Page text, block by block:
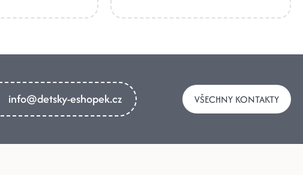
info@detsky-eshopek.cz VŠECHNY KONTAKTY